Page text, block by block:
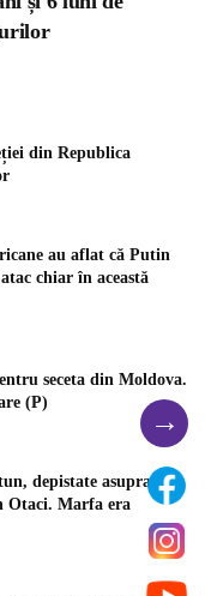
din Republica
au aflat că Putin
chiar în această
seceta din Moldova.
(P)
depistate asupra
Otaci. Marfa era
→